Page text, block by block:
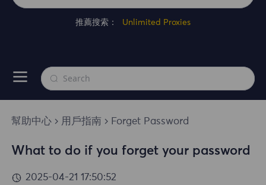
推薦搜索： Unlimited Proxies
幫助中心 用戶指南 Forget Password
What to do if you forget your password
2025-04-21 17:50:52